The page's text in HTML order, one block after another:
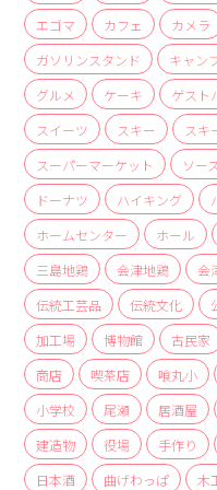
アクセス
お問い合わせ
エゴマ
カフェ カメラ
ガソリンスタンド
キャン
グルメ
ケーキ ゲスト
スイーツ
スキー スキ
スーパーマーケット
ソー
ドーナツ
ハイキング
ホームセンター
ホール
三島地鶏
会津地鶏 会
伝統工芸品
伝統文化
加工場
博物館 古民家
商店
喫茶店 喰丸小
小学校
尾瀬 居酒屋
建造物
役場 手作り
日本酒
曲げわっぱ 木